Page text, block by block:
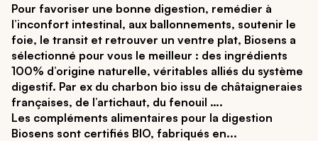
Pour favoriser une bonne digestion, remédier à
l’inconfort intestinal, aux ballonnements, soutenir le
foie, le transit et retrouver un ventre plat, Biosens a
sélectionné pour vous le meilleur : des ingrédients
100% d’origine naturelle, véritables alliés du système
digestif. Par ex du charbon bio issu de châtaigneraies
françaises, de l’artichaut, du fenouil ….
Les compléments alimentaires pour la digestion
Biosens sont certifiés BIO, fabriqués en